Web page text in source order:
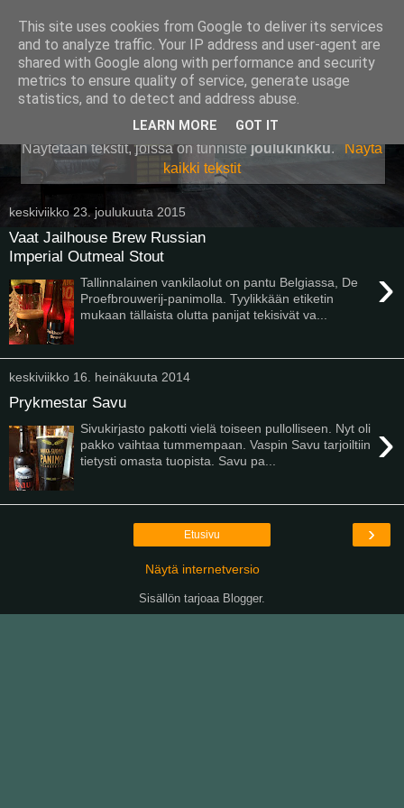
Pullollinen
Näytetään tekstit, joissa on tunniste joulukinkku.
Näytä
kaikki tekstit
keskiviikko 23. joulukuuta 2015
Vaat Jailhouse Brew Russian
Imperial Outmeal Stout
›
Tallinnalainen vankilaolut on pantu Belgiassa, De
Proefbrouwerij-panimolla. Tyylikkään etiketin
mukaan tällaista olutta panijat tekisivät va...
keskiviikko 16. heinäkuuta 2014
Prykmestar Savu
›
Sivukirjasto pakotti vielä toiseen pullolliseen. Nyt oli
pakko vaihtaa tummempaan. Vaspin Savu tarjoiltiin
tietysti omasta tuopista. Savu pa...
›
Etusivu
Näytä internetversio
Sisällön tarjoaa Blogger.
This site uses cookies from Google to deliver its services
and to analyze traffic. Your IP address and user-agent are
shared with Google along with performance and security
metrics to ensure quality of service, generate usage
statistics, and to detect and address abuse.
LEARN MORE GOT IT